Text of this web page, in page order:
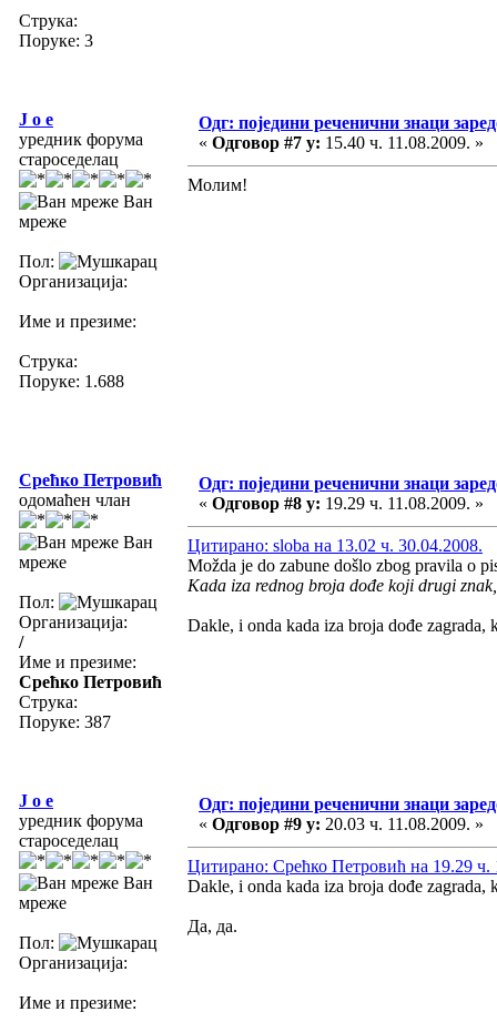
Струка:
Поруке: 3
J o e
уредник форума
староседелац
Ван
мреже
Пол:
Организација:
Име и презиме:
Струка:
Поруке: 1.688
Одг: поједини реченични знаци
« Одговор #7 у: 15.40 ч. 11.08.2009. »
Молим!
Срећко Петровић
одомаћен члан
Ван
мреже
Пол:
Организација:
/
Име и презиме:
Срећко Петровић
Струка:
Поруке: 387
Одг: поједини реченични знаци
« Одговор #8 у: 19.29 ч. 11.08.2009. »
Цитирано: sloba на 13.02 ч. 30.04.2008.
Možda je do zabune došlo zbog pravila o
Kada iza rednog broja dođe koji drugi
Dakle, i onda kada iza broja dođe zagrada,
J o e
уредник форума
староседелац
Ван
мреже
Пол:
Организација:
Име и презиме:
Одг: поједини реченични знаци
« Одговор #9 у: 20.03 ч. 11.08.2009. »
Цитирано: Срећко Петровић на 19.29 ч.
Dakle, i onda kada iza broja dođe zagrada,
Да, да.